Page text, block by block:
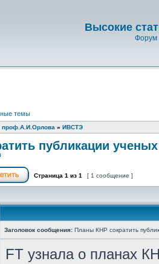
Высокие
Форум
темы
проф.А.И.Орлова » ИВСТЭ
публикации
Страница 1 из 1 [ 1 сообщение ]
Заголовок сообщения: Планы КНР сократить
FT узнала о планах